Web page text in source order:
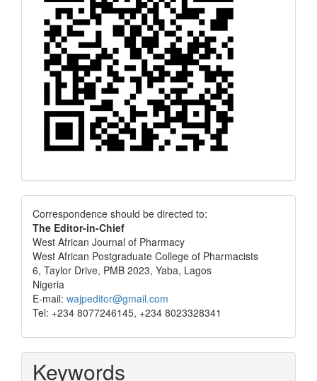
Correspondence
Correspondence should be directed to:
The Editor-in-Chief
West African Journal of Pharmacy
West African Postgraduate College of Pharmacists
6, Taylor Drive, PMB 2023, Yaba, Lagos
Nigeria
E-mail: wajpeditor@gmail.com
Tel: +234 8077246145, +234 8023328341
Keywords